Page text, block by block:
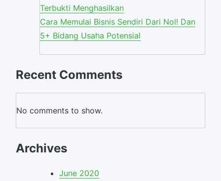
Terbukti Menghasilkan
Cara Memulai Bisnis Sendiri Dari Nol! Dan
5+ Bidang Usaha Potensial
Recent Comments
No comments to show.
Archives
June 2020